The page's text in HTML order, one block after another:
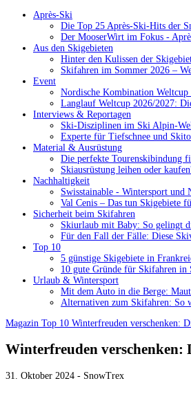
Après-Ski
Die Top 25 Après-Ski-Hits der
Der MooserWirt im Fokus -
Aus den Skigebieten
Hinter den Kulissen der
Skifahren im Sommer 2026 –
Event
Nordische Kombination
Langlauf Weltcup 2026/2027:
Interviews & Reportagen
Ski-Disziplinen im Ski Alpin-
Experte für Tiefschnee und
Material & Ausrüstung
Die perfekte Tourenskibindung
Skiausrüstung leihen oder
Nachhaltigkeit
Swisstainable - Wintersport und
Val Cenis – Das tun Skigebiete
Sicherheit beim Skifahren
Skiurlaub mit Baby: So gelingt
Für den Fall der Fälle: Diese
Top 10
5 günstige Skigebiete in
10 gute Gründe für Skifahren in
Urlaub & Wintersport
Mit dem Auto in die Berge:
Alternativen zum Skifahren: So
Magazin Top 10 Winterfreuden verschenken:
Winterfreuden
31. Oktober 2024 - SnowTrex